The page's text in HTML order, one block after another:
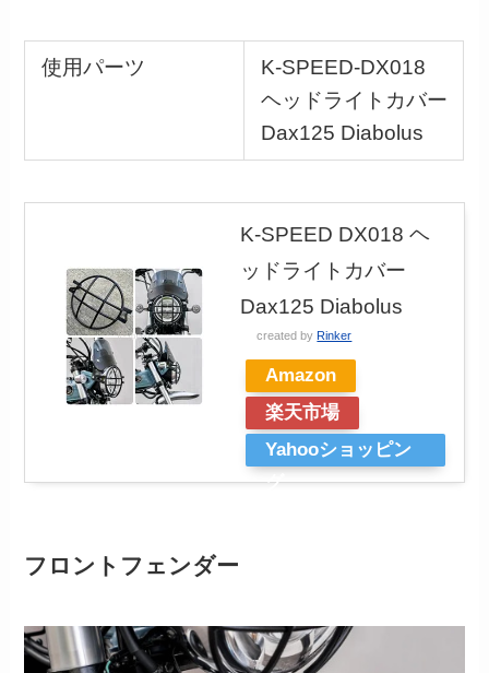
使用パーツ
K-SPEED-DX018
ヘッドライトカバー
Dax125 Diabolus
K-SPEED DX018 ヘ
ッドライトカバー
Dax125 Diabolus
created byRinker
Amazon
楽天市場
Yahooショッピン
グ
フロントフェンダー